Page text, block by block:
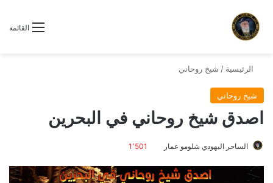
القائمة
الرئيسية / شيخ روحاني
شيخ روحاني
اصدق شيخ روحاني في البحرين
الساحر اليهودي شلومو عمار 1٬501